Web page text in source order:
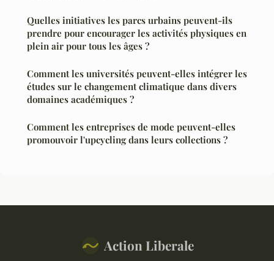
Quelles initiatives les parcs urbains peuvent-ils
prendre pour encourager les activités physiques en
plein air pour tous les âges ?
Comment les universités peuvent-elles intégrer les
études sur le changement climatique dans divers
domaines académiques ?
Comment les entreprises de mode peuvent-elles
promouvoir l'upcycling dans leurs collections ?
Action Liberale